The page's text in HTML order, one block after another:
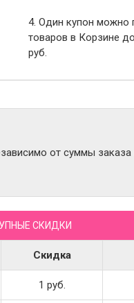
4. Один купон можно
товаров в Корзине
руб.
от суммы заказа
СКИДКИ
Скидка
1 руб.